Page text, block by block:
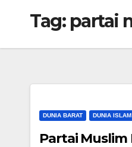
Tag: partai
DUNIA BARAT DUNIA ISLAM
Partai Muslim